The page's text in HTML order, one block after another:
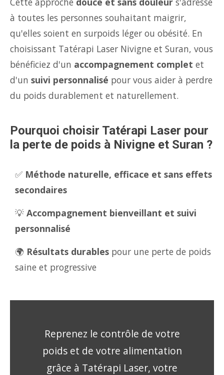
à toutes les personnes souhaitant maigrir,
qu'elles soient en surpoids léger ou obésité. En
choisissant Tatérapi Laser Nivigne et Suran, vous
bénéficiez d'un accompagnement complet et
d'un suivi personnalisé pour vous aider à perdre
du poids durablement et naturellement.
Pourquoi choisir Tatérapi Laser pour
la perte de poids à Nivigne et Suran ?
✅ Méthode naturelle, efficace et sans effets
secondaires
💡 Accompagnement bienveillant et suivi
personnalisé
🌍 Résultats durables pour une perte de poids
saine et progressive
Reprenez le contrôle de votre
poids et de votre alimentation
grâce à Tatérapi Laser, votre